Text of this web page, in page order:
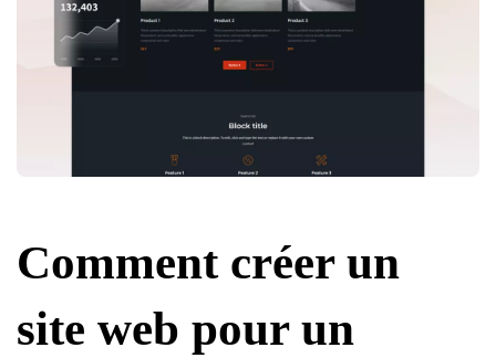
Comment créer un
site web pour un